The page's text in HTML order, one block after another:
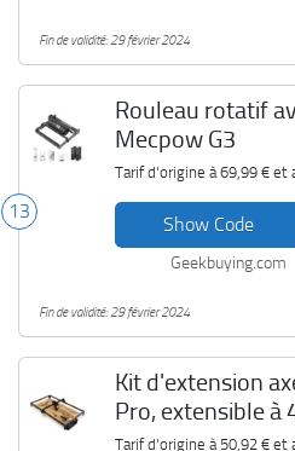
Fin de validité: 29 février 2024
13
Rouleau rotatif
Mecpow G3
Tarif d'origine à69,99 €et
Show Code
Geekbuying.com
Fin de validité: 29 février 2024
Kit d'extension
Pro, extensible à
Tarif d'origine à 50,92 €et